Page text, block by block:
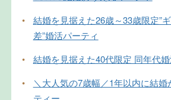
•
結婚を見据えた26歳～33歳限定”
差”婚活パーティ
•
結婚を見据えた40代限定 同年代
•
＼大人気の7歳幅／1年以内に結